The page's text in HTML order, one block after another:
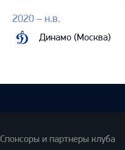
2020 – н.в.
Динамо (Москва)
Спонсоры и партнеры клуба